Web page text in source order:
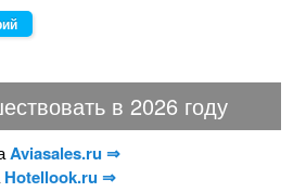
в 2026 году
Aviasales.ru ⇒
Hotellook.ru ⇒